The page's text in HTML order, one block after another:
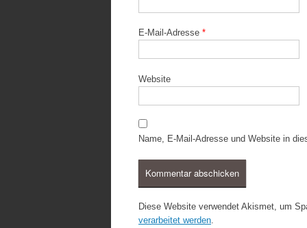
E-Mail-Adresse *
Website
Name, E-Mail-Adresse und Website in
Diese Website verwendet Akismet, um
verarbeitet werden.